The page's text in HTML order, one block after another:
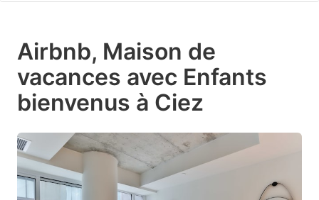
Airbnb, Maison de
vacances avec Enfants
bienvenus à Ciez